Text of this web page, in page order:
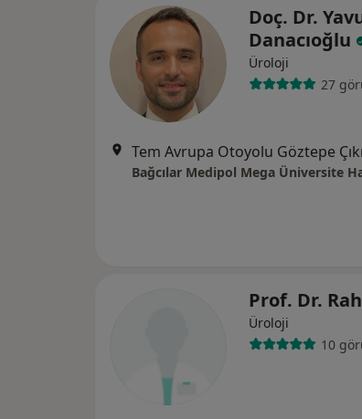
Doç. Dr.
Danacıoğlu
Üroloji
27
Bağcılar Medipol Mega Üniversite
Prof. Dr.
Üroloji
10